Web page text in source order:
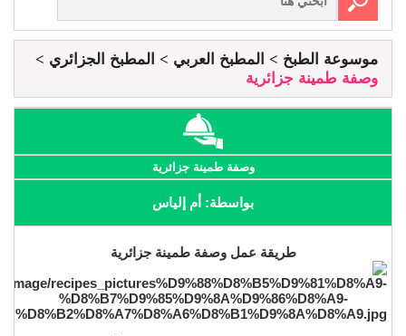
موسوعة الطبخ المطبخ العربي
المطبخ الجزائري
وصفة طمينة جزائرية
وصفة طمينة جزائرية
بواسطة: أم إلياس
طريقة عمل وصفة طمينة جزائرية